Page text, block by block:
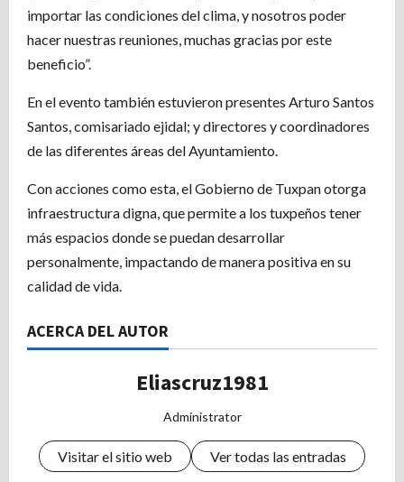
importar las condiciones del clima, y nosotros poder
hacer nuestras reuniones, muchas gracias por este
beneficio”.
En el evento también estuvieron presentes Arturo Santos
Santos, comisariado ejidal; y directores y coordinadores
de las diferentes áreas del Ayuntamiento.
Con acciones como esta, el Gobierno de Tuxpan otorga
infraestructura digna, que permite a los tuxpeños tener
más espacios donde se puedan desarrollar
personalmente, impactando de manera positiva en su
calidad de vida.
ACERCA DEL AUTOR
Eliascruz1981
Administrator
Visitar el sitio web Ver todas las entradas